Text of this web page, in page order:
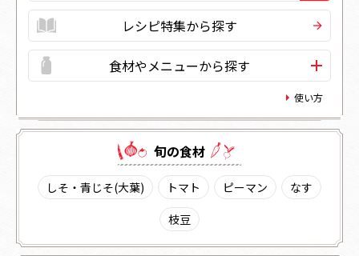
レシピ特集から探す
食材やメニューから探す
使い方
旬の⾷材
しそ・青じそ(大葉) トマト ピーマン
なす
枝豆